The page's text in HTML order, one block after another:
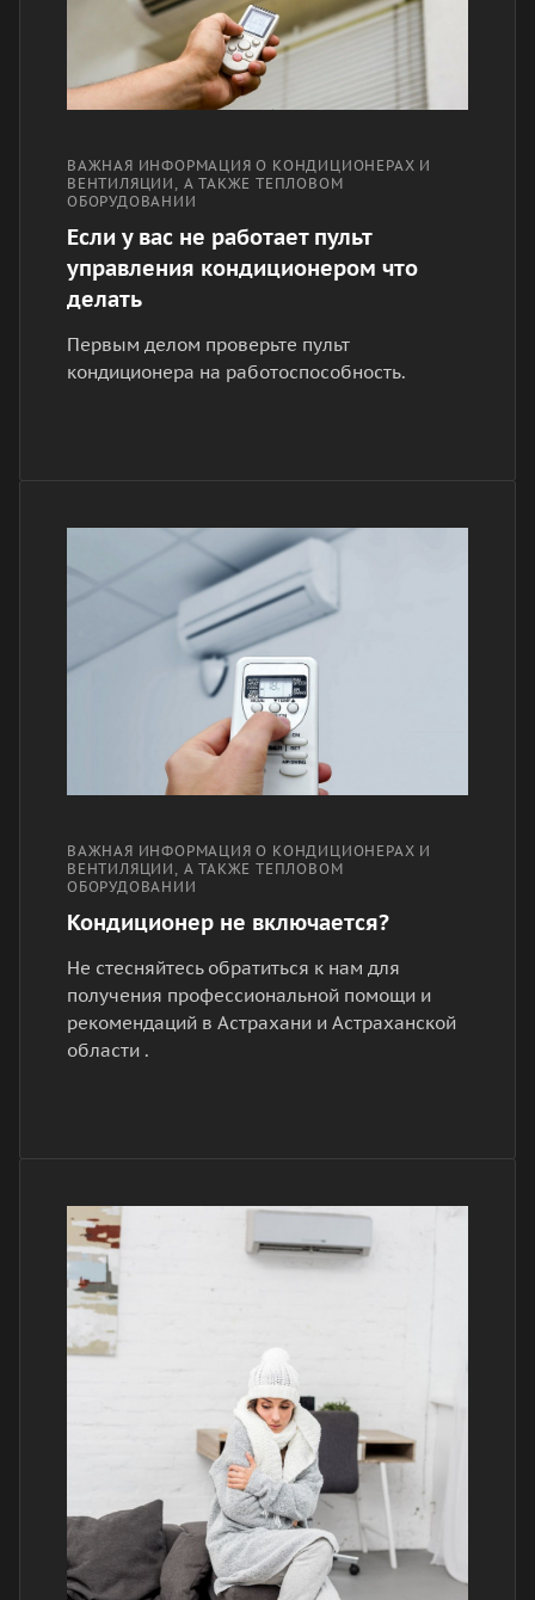
ВАЖНАЯ ИНФОРМАЦИЯ О КОНДИЦИОНЕРАХ И
ВЕНТИЛЯЦИИ, А ТАКЖЕ ТЕПЛОВОМ
ОБОРУДОВАНИИ
Если у вас не работает пульт
управления кондиционером что
делать
Первым делом проверьте пульт
кондиционера на работоспособность.
ВАЖНАЯ ИНФОРМАЦИЯ О КОНДИЦИОНЕРАХ И
ВЕНТИЛЯЦИИ, А ТАКЖЕ ТЕПЛОВОМ
ОБОРУДОВАНИИ
Кондиционер не включается?
Не стесняйтесь обратиться к нам для
получения профессиональной помощи и
рекомендаций в Астрахани и Астраханской
области .